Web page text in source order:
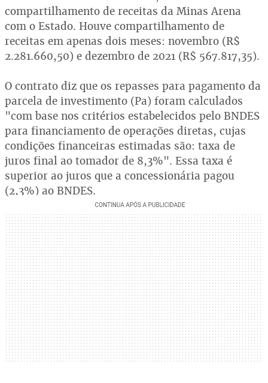
compartilhamento de receitas da Minas Arena
com o Estado. Houve compartilhamento de
receitas em apenas dois meses: novembro (R$
2.281.660,50) e dezembro de 2021 (R$ 567.817,35).
O contrato diz que os repasses para pagamento da
parcela de investimento (Pa) foram calculados
"com base nos critérios estabelecidos pelo BNDES
para financiamento de operações diretas, cujas
condições financeiras estimadas são: taxa de
juros final ao tomador de 8,3%". Essa taxa é
superior ao juros que a concessionária pagou
(2,3%) ao BNDES.